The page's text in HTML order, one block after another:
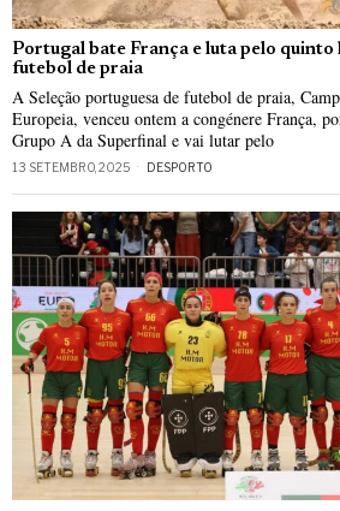
Portugal bate França e luta pelo
futebol de praia
A Seleção portuguesa de futebol de praia,
Europeia, venceu ontem a congénere França,
Grupo A da Superfinal e vai lutar pelo
13 SETEMBRO, 2025 DESPORTO